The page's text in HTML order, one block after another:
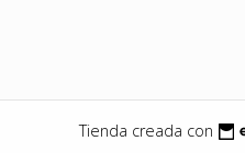
Tienda creada con